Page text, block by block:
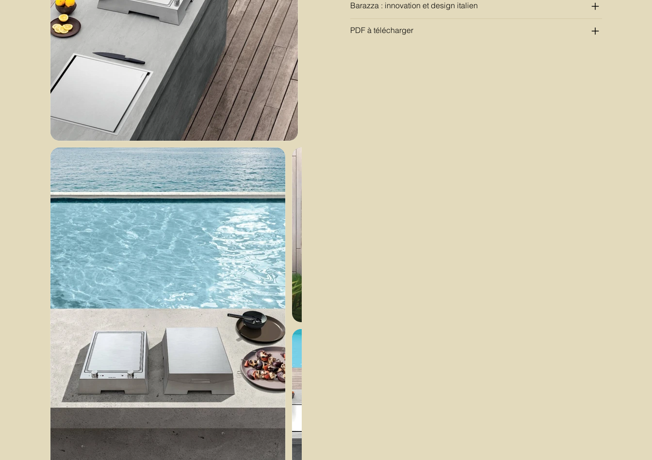
Barazza : innovation et design italien
PDF à télécharger